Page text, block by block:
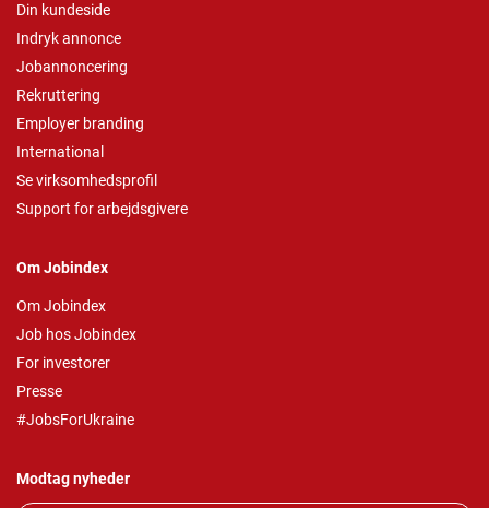
Din kundeside
Indryk annonce
Jobannoncering
Rekruttering
Employer branding
International
Se virksomhedsprofil
Support for arbejdsgivere
Om Jobindex
Om Jobindex
Job hos Jobindex
For investorer
Presse
#JobsForUkraine
Modtag nyheder